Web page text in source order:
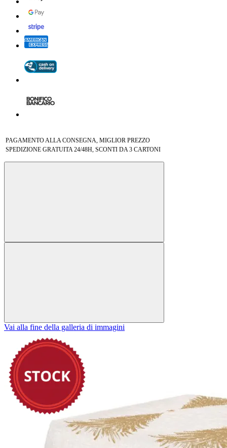
PAGAMENTO ALLA CONSEGNA, MIGLIOR PREZZO
SPEDIZIONE GRATUITA 24/48H, SCONTI DA 3 CARTONI
Vai alla fine della galleria di immagini